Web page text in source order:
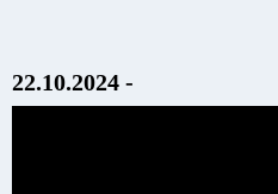
22.10.2024 -